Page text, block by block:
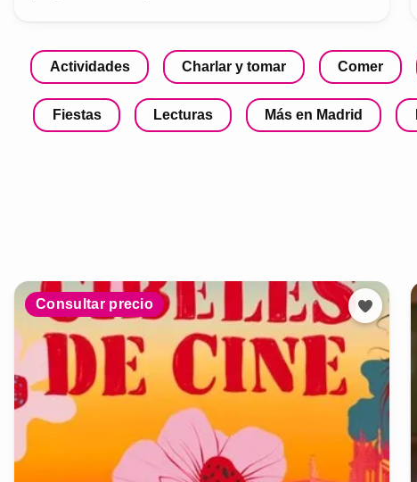
Actividades Charlar y tomar Comer
Fiestas Lecturas Más en Madrid
Consultar precio